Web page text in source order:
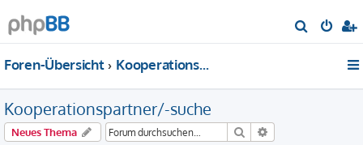
u
Foren-Übersicht Kooperationspartner/-suche
Kooperationspartner/-suche
Neues Thema Suche